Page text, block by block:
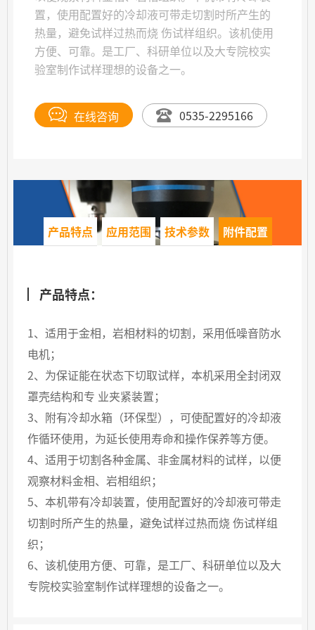
置，使用配置好的冷却液可带走切割时所产生的
热量，避免试样过热而烧 伤试样组织。该机使用
方便、可靠。是工厂、科研单位以及大专院校实
验室制作试样理想的设备之一。
在线咨询 0535-2295166
产品特点 应用范围 技术参数 附件配置
产品特点：
1、适用于金相，岩相材料的切割，采用低噪音防水
电机；
2、为保证能在状态下切取试样，本机采用全封闭双
罩壳结构和专 业夹紧装置；
3、附有冷却水箱（环保型），可使配置好的冷却液
作循环使用，为延长使用寿命和操作保养等方便。
4、适用于切割各种金属、非金属材料的试样，以便
观察材料金相、岩相组织；
5、本机带有冷却装置，使用配置好的冷却液可带走
切割时所产生的热量，避免试样过热而烧 伤试样组
织；
6、该机使用方便、可靠，是工厂、科研单位以及大
专院校实验室制作试样理想的设备之一。